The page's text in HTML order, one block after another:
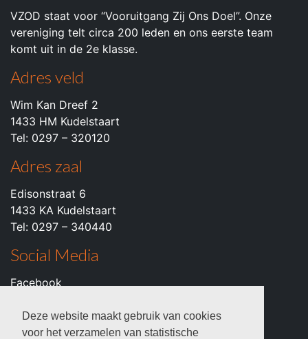
Deze website maakt gebruik van cookies
voor het verzamelen van statistische
VZOD staat voor “Vooruitgang Zij Ons Doel”. Onze
vereniging telt circa 200 leden en ons eerste team
komt uit in de 2e klasse.
Adres veld
Wim Kan Dreef 2
1433 HM Kudelstaart
Tel: 0297 – 320120
Adres zaal
Edisonstraat 6
1433 KA Kudelstaart
Tel: 0297 – 340440
Social Media
Facebook
Youtube